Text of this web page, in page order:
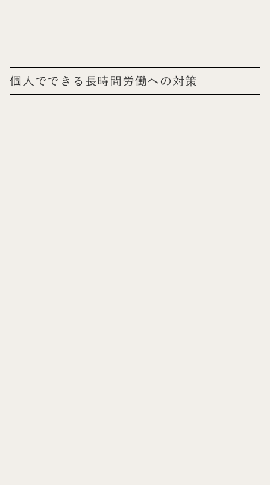
個人でできる長時間労働への対策